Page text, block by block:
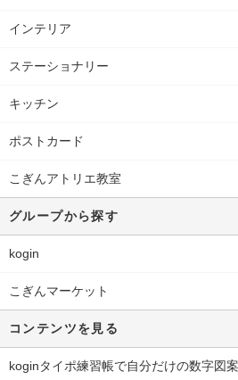
インテリア
ステーショナリー
キッチン
ポストカード
こぎんアトリエ教室
グループから探す
kogin
こぎんマーケット
コンテンツを見る
koginタイポ練習帳で自分だけの数字図案